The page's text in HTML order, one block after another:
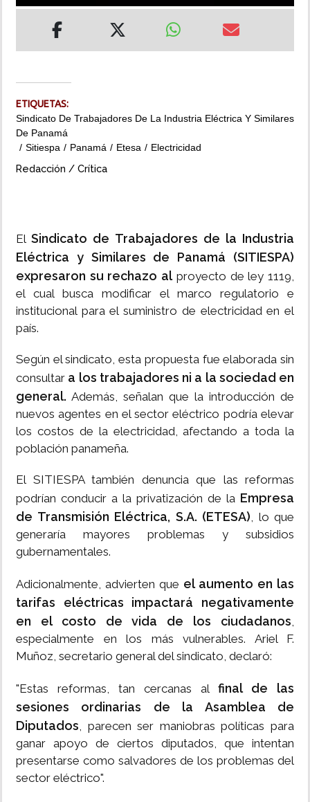
ETIQUETAS:
Sindicato De Trabajadores De La Industria Eléctrica Y Similares
De Panamá
Sitiespa
Panamá Etesa Electricidad
Redacción / Crítica
ElSindicato de Trabajadores de la Industria
Eléctrica y Similares de Panamá (SITIESPA)
expresaron su rechazo alproyecto de ley 1119,
el cual busca modificar el marco regulatorio e
institucional para el suministro de electricidad en el
país.
Según el sindicato, esta propuesta fue elaborada sin
consultar a los trabajadores ni a la sociedad en
general. Además, señalan que la introducción de
nuevos agentes en el sector eléctrico podría elevar
los costos de la electricidad, afectando a toda la
población panameña.
El SITIESPA también denuncia que las reformas
podrían conducir a la privatización de la Empresa
de Transmisión Eléctrica, S.A. (ETESA), lo que
generaría mayores problemas y subsidios
gubernamentales.
Adicionalmente, advierten que el aumento en las
tarifas eléctricas impactará negativamente
en el costo de vida de los ciudadanos,
especialmente en los más vulnerables. Ariel F.
Muñoz, secretario general del sindicato, declaró:
"Estas reformas, tan cercanas al final de las
sesiones ordinarias de la Asamblea de
Diputados, parecen ser maniobras políticas para
ganar apoyo de ciertos diputados, que intentan
presentarse como salvadores de los problemas del
sector eléctrico".